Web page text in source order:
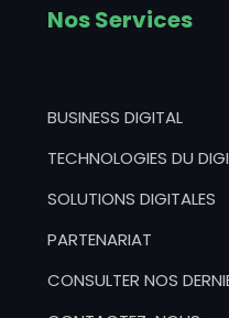
Nos Services
BUSINESS DIGITAL
TECHNOLOGIES DU
SOLUTIONS DIGITALES
PARTENARIAT
CONSULTER NOS